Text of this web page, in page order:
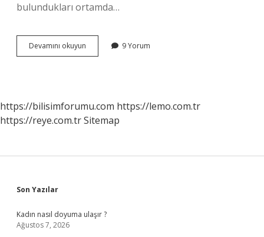
bulundukları ortamda…
Devamını okuyun
Olmak
9 Yorum
https://bilisimforumu.com https://lemo.com.tr
https://reye.com.trSitemap
Sidebar
Son Yazılar
Kadın nasıl doyuma ulaşır ?
Ağustos 7, 2026